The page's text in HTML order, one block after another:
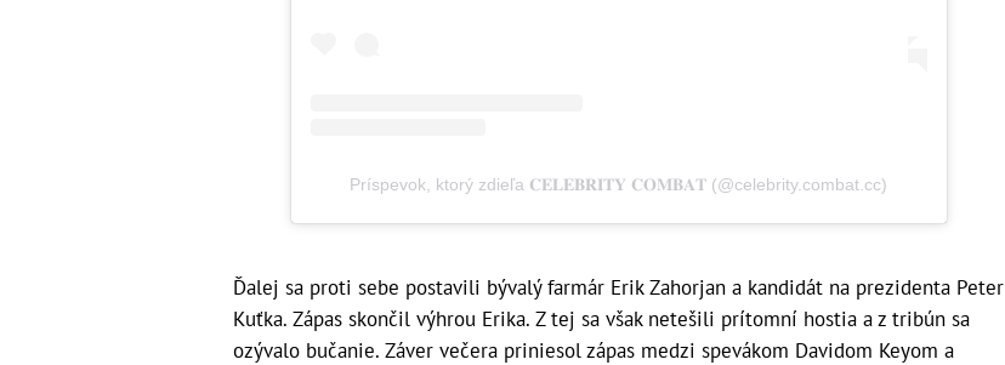
Príspevok, ktorý zdieľa 𝐂𝐄𝐋𝐄𝐁𝐑𝐈𝐓𝐘 𝐂𝐎𝐌𝐁𝐀𝐓 (@celebrity.combat.cc)
Ďalej sa proti sebe postavili bývalý farmár Erik Zahorjan a kandidát na prezidenta Peter
Kuťka. Zápas skončil výhrou Erika. Z tej sa však netešili prítomní hostia a z tribún sa
ozývalo bučanie. Záver večera priniesol zápas medzi spevákom Davidom Keyom a